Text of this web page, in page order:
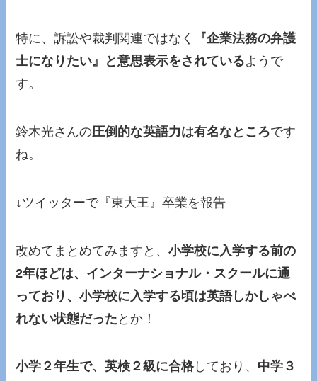
特に、訴訟や裁判関連ではなく
『企業法務の弁護
士になりたい』と意思表示をされているようで
す。
鈴木光さんの圧倒的な英語力は有名なところです
ね。
↓ツイッターで『東大王』卒業を報告
改めてまとめてみますと、小学校に入学する前の
2年ほどは、インターナショナル・スクールに通
っており、小学校に入学する頃は英語しかしゃべ
れない状態だった とか！
小学２年生で、英検２級に合格しており、 中学３